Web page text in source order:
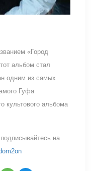
«Город
альбом стал
одним из самых
Гуфа
культового альбома
на